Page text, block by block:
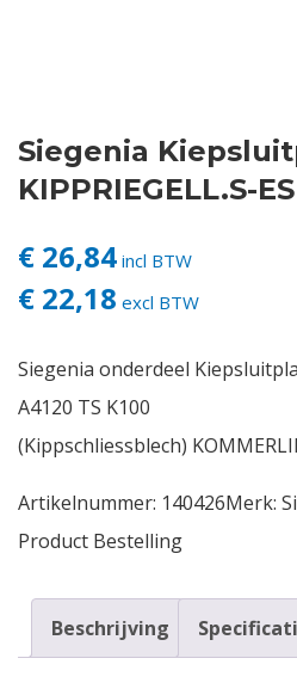
Login
Siegenia
KIPPRIEGELL.S-
€ 26,84 incl BTW
€ 22,18 excl BTW
Siegenia onderdeel
A4120 TS K100
(Kippschliessblech)
Artikelnummer: 140426Merk:
Product Bestelling
Beschrijving